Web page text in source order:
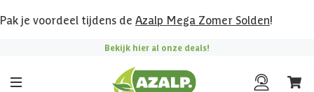
Pak je voordeel tijdens de Azalp Mega Zomer Solden!
Bekijk hier al onze deals!